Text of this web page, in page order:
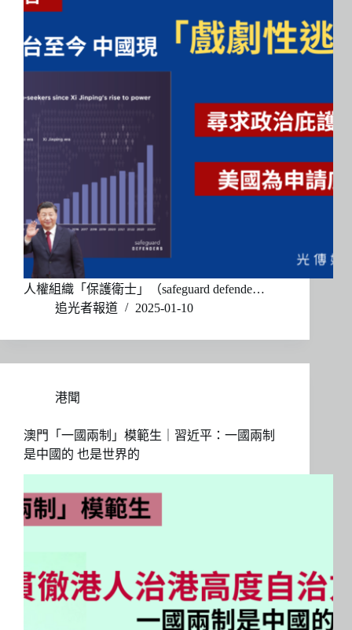
人權組織「保護衛士」（safeguard defende…
追光者報道
2025-01-10
港聞
澳門「一國兩制」模範生｜習近平：一國兩制
是中國的 也是世界的